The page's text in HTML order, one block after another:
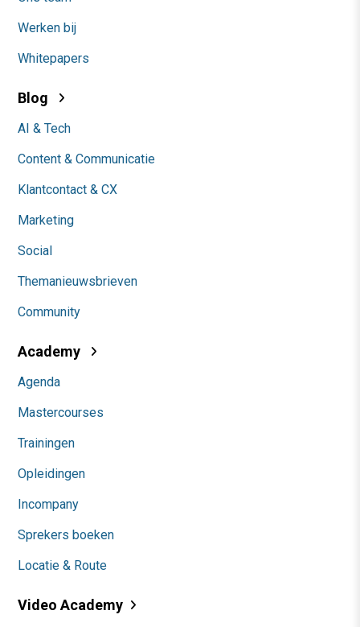
Werken bij
Whitepapers
Blog
AI & Tech
Content & Communicatie
Klantcontact & CX
Marketing
Social
Themanieuwsbrieven
Community
Academy
Agenda
Mastercourses
Trainingen
Opleidingen
Incompany
Sprekers boeken
Locatie & Route
Video Academy